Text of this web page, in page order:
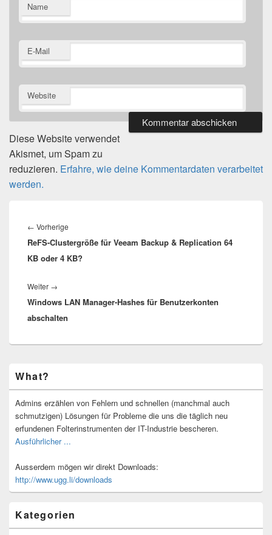
Name
E-Mail
Website
Diese Website verwendet
Akismet, um Spam zu
reduzieren. Erfahre, wie deine Kommentardaten verarbeitet
werden.
← Vorherige
Beitrag:
ReFS-Clustergröße für Veeam Backup & Replication 64
KB oder 4 KB?
Weiter →
Beitrag:
Windows LAN Manager-Hashes für Benutzerkonten
abschalten
Seitenleisten-
Widgetbereich
What?
Admins erzählen von Fehlern und schnellen (manchmal auch
schmutzigen) Lösungen für Probleme die uns die täglich neu
erfundenen Folterinstrumenten der IT-Industrie bescheren.
Ausführlicher ...
Ausserdem mögen wir direkt Downloads:
http://www.ugg.li/downloads
Kategorien